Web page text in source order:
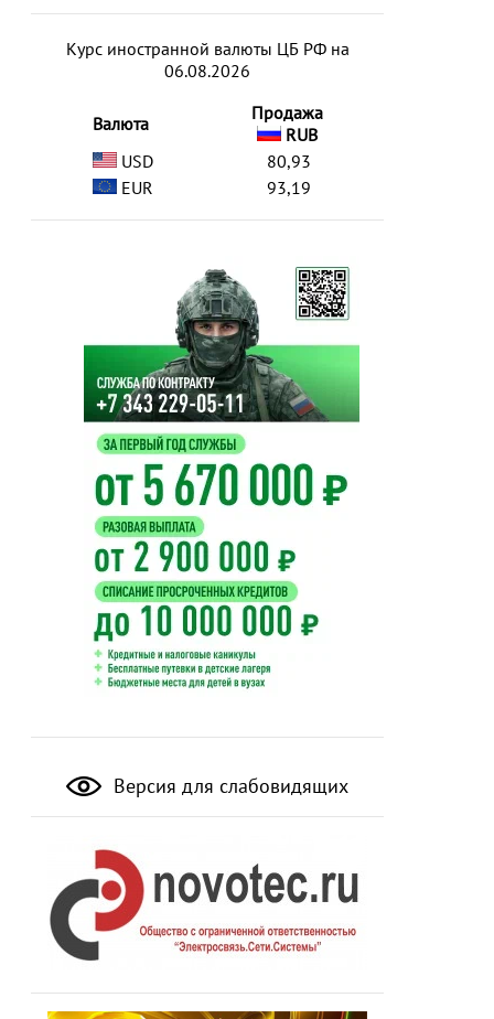
Курс иностранной валюты ЦБ РФ на
06.08.2026
Валюта
Продажа
RUB
USD
80,93
EUR
93,19
Версия для слабовидящих